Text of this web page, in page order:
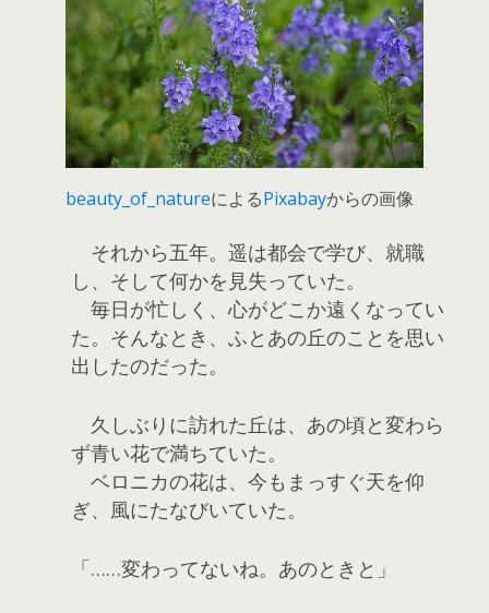
beauty_of_natureによるPixabayからの画像
それから五年。遥は都会で学び、就職
し、そして何かを見失っていた。
毎日が忙しく、心がどこか遠くなってい
た。そんなとき、ふとあの丘のことを思い
出したのだった。
久しぶりに訪れた丘は、あの頃と変わら
ず青い花で満ちていた。
ベロニカの花は、今もまっすぐ天を仰
ぎ、風にたなびいていた。
「……変わってないね。あのときと」